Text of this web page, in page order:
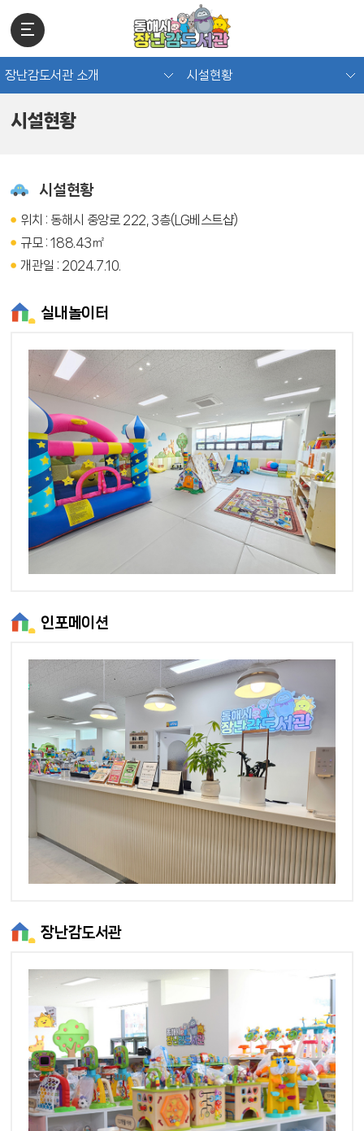
시설현황
장난감도서관 소개 시설현황
시설현황
위치 : 동해시 중앙로 222, 3층(LG베스트샵)
규모 : 188.43㎡
개관일 : 2024.7.10.
실내놀이터
인포메이션
장난감도서관